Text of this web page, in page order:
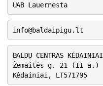
UAB Lauernesta
info@baldaipigu.lt
BALDŲ CENTRAS KĖDAINIAI
Žemaitės g. 21 (II a.)
Kėdainiai, LT571795